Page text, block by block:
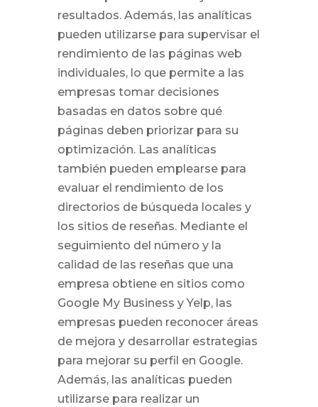
resultados. Además, las analíticas
pueden utilizarse para supervisar el
rendimiento de las páginas web
individuales, lo que permite a las
empresas tomar decisiones
basadas en datos sobre qué
páginas deben priorizar para su
optimización. Las analíticas
también pueden emplearse para
evaluar el rendimiento de los
directorios de búsqueda locales y
los sitios de reseñas. Mediante el
seguimiento del número y la
calidad de las reseñas que una
empresa obtiene en sitios como
Google My Business y Yelp, las
empresas pueden reconocer áreas
de mejora y desarrollar estrategias
para mejorar su perfil en Google.
Además, las analíticas pueden
utilizarse para realizar un